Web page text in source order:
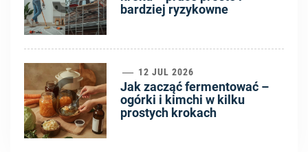
bardziej ryzykowne
6 12 JUL 2026
Jak zacząć fermentować –
ogórki i kimchi w kilku
prostych krokach